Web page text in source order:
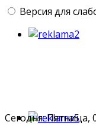
Версия для
Сегодня: Пятница,